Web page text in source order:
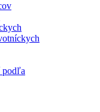
podľa